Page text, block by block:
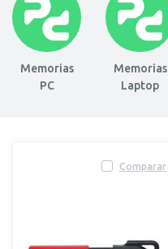
Memorias
PC
Memorias
Laptop
Comparar